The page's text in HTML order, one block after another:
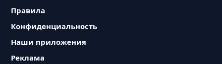
Правила
Конфиденциальность
Наши приложения
Реклама